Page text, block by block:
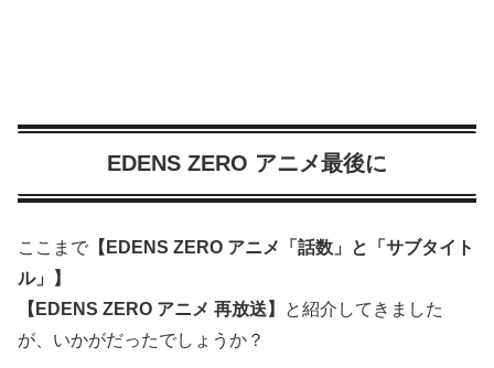
EDENS ZERO アニメ最後に
ここまで 【EDENS ZERO アニメ「話数」と「サブタイト
ル」】
【EDENS ZERO アニメ 再放送】
と紹介してきました
が、いかがだったでしょうか？